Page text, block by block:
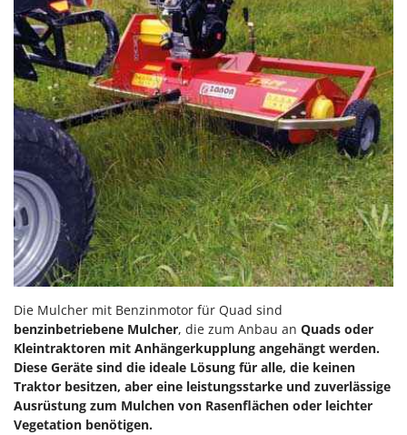
Novatec
Novital
NuAir
NuovaFac
O
Officine Savioli
Oliviero
Olix
OMA
Omas
Ompagrill
Ooni
Oriental Koshin
Outdoorchef
P
Palazzetti
Die Mulcher mit Benzinmotor für Quad sind
benzinbetriebene Mulcher, die zum Anbau an Quads oder
Kleintraktoren mit Anhängerkupplung angehängt werden.
Diese Geräte sind die ideale Lösung für alle, die keinen
Traktor besitzen, aber eine leistungsstarke und zuverlässige
Ausrüstung zum Mulchen von Rasenflächen oder leichter
Vegetation benötigen.